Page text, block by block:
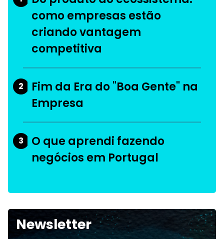
como empresas estão
criando vantagem
competitiva
2
Fim da Era do "Boa Gente" na
Empresa
3
O que aprendi fazendo
negócios em Portugal
Newsletter